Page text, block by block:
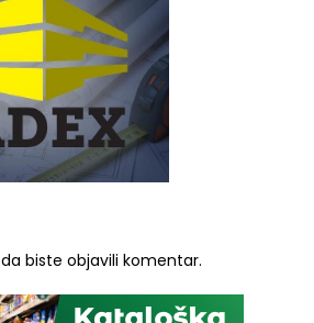
da biste objavili komentar.